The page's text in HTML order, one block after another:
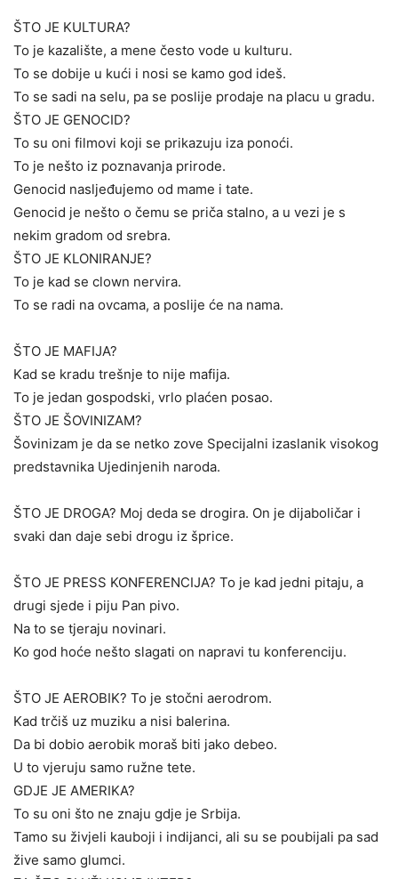
ŠTO JE KULTURA?
To je kazalište, a mene često vode u kulturu.
To se dobije u kući i nosi se kamo god ideš.
To se sadi na selu, pa se poslije prodaje na placu u gradu.
ŠTO JE GENOCID?
To su oni filmovi koji se prikazuju iza ponoći.
To je nešto iz poznavanja prirode.
Genocid nasljeđujemo od mame i tate.
Genocid je nešto o čemu se priča stalno, a u vezi je s
nekim gradom od srebra.
ŠTO JE KLONIRANJE?
To je kad se clown nervira.
To se radi na ovcama, a poslije će na nama.
ŠTO JE MAFIJA?
Kad se kradu trešnje to nije mafija.
To je jedan gospodski, vrlo plaćen posao.
ŠTO JE ŠOVINIZAM?
Šovinizam je da se netko zove Specijalni izaslanik visokog
predstavnika Ujedinjenih naroda.
ŠTO JE DROGA? Moj deda se drogira. On je dijaboličar i
svaki dan daje sebi drogu iz šprice.
ŠTO JE PRESS KONFERENCIJA? To je kad jedni pitaju, a
drugi sjede i piju Pan pivo.
Na to se tjeraju novinari.
Ko god hoće nešto slagati on napravi tu konferenciju.
ŠTO JE AEROBIK? To je stočni aerodrom.
Kad trčiš uz muziku a nisi balerina.
Da bi dobio aerobik moraš biti jako debeo.
U to vjeruju samo ružne tete.
GDJE JE AMERIKA?
To su oni što ne znaju gdje je Srbija.
Tamo su živjeli kauboji i indijanci, ali su se poubijali pa sad
žive samo glumci.